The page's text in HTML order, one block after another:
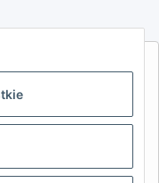
I JĘZYK | SELECT
CH (FR)
(FR)